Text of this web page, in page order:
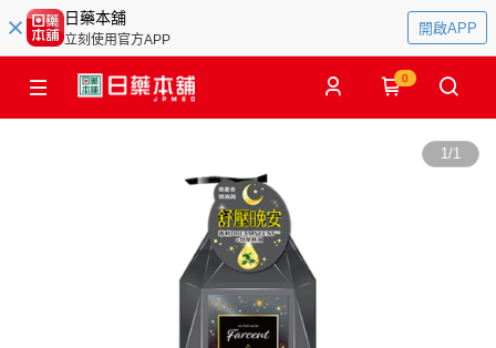
日藥本舖
立刻使用官方APP
開啟APP
0
1/1